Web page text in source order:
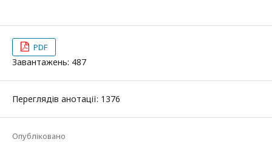
PDF
Завантажень: 487
Переглядів анотації: 1376
Опубліковано